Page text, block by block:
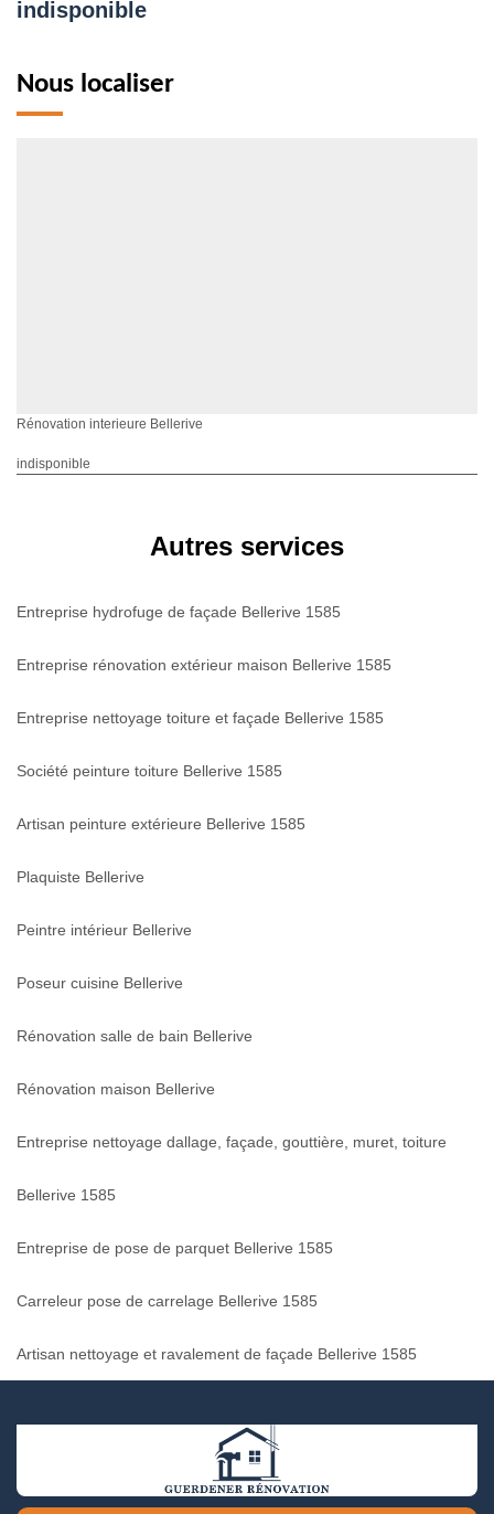
indisponible
Nous localiser
Rénovation interieure Bellerive
indisponible
Autres services
Entreprise hydrofuge de façade Bellerive 1585
Entreprise rénovation extérieur maison Bellerive 1585
Entreprise nettoyage toiture et façade Bellerive 1585
Société peinture toiture Bellerive 1585
Artisan peinture extérieure Bellerive 1585
Plaquiste Bellerive
Peintre intérieur Bellerive
Poseur cuisine Bellerive
Rénovation salle de bain Bellerive
Rénovation maison Bellerive
Entreprise nettoyage dallage, façade, gouttière, muret, toiture
Bellerive 1585
Entreprise de pose de parquet Bellerive 1585
Carreleur pose de carrelage Bellerive 1585
Artisan nettoyage et ravalement de façade Bellerive 1585